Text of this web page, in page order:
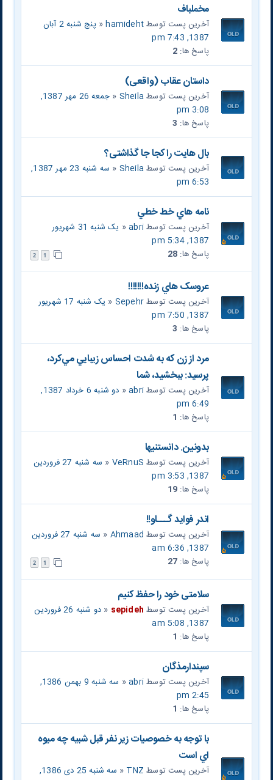
مخملباف
آخرین پست توسطhamideht
«
پنج شنبه 2 آبان
1387, 7:43 pm
پاسخ ها: 2
داستان عقاب (واقعی)
آخرین پست توسطSheila
«
جمعه 26 مهر 1387,
3:08 pm
پاسخ ها: 3
بال هایت را کجا جا گذاشتی؟
آخرین پست توسطSheila
«
سه شنبه 23 مهر 1387,
6:53 pm
نامه هاي خط خطي
آخرین پست توسطabri
«
یک شنبه 31 شهریور
1387, 5:34 pm
پاسخ ها: 28
1
2
عروسک هاي زنده!!!!!!!
آخرین پست توسطSepehr
«
یک شنبه 17 شهریور
1387, 7:50 pm
پاسخ ها: 3
مرد از زن که به شدت احساس زيبايي مي‌كرد،
پرسيد: ببخشید، شما
آخرین پست توسطabri
«
دو شنبه 6 خرداد 1387,
6:49 pm
پاسخ ها: 1
بدونين. دانستنيها
آخرین پست توسط VeRnuS
«
سه شنبه 27 فروردین
1387, 3:53 pm
پاسخ ها: 19
اندر فوايد گـــاو!!
آخرین پست توسط Ahmaad
«
سه شنبه 27 فروردین
1387, 6:36 am
پاسخ ها: 27
1
2
سلامتی خود را حفظ کنیم
آخرین پست توسط sepideh
«
دو شنبه 26 فروردین
1387, 5:08 am
پاسخ ها: 1
سپندارمذگان
آخرین پست توسطabri
«
سه شنبه 9 بهمن 1386,
2:45 pm
پاسخ ها: 1
با توجه به خصوصيات زير نفر قبل شبيه چه ميوه
اي است
آخرین پست توسط TNZ
«
سه شنبه 25 دی 1386,